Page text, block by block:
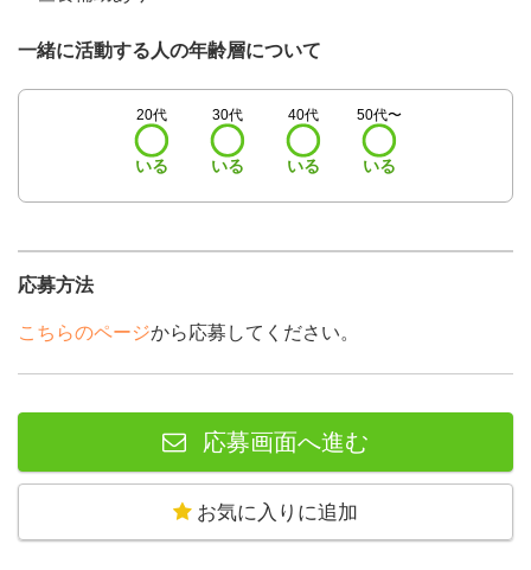
一緒に活動する人の年齢層について
20代
いる
30代
いる
40代
いる
50代〜
いる
応募方法
こちらのページから応募してください。
応募画面へ進む
お気に入りに追加